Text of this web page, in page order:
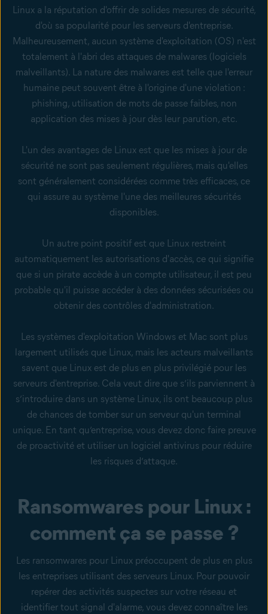
Linux a la réputation d'offrir de solides mesures de sécurité,
d'où sa popularité pour les serveurs d'entreprise.
Malheureusement, aucun système d'exploitation (OS) n'est
totalement à l'abri des attaques de malwares (logiciels
malveillants). La nature des malwares est telle que l'erreur
humaine peut souvent être à l'origine d'une violation :
phishing, utilisation de mots de passe faibles, non
application des mises à jour dès leur parution, etc.
L'un des avantages de Linux est que les mises à jour de
sécurité ne sont pas seulement régulières, mais qu'elles
sont généralement considérées comme très efficaces, ce
qui assure au système l'une des meilleures sécurités
disponibles.
Un autre point positif est que Linux restreint
automatiquement les autorisations d'accès, ce qui signifie
que si un pirate accède à un compte utilisateur, il est peu
probable qu'il puisse accéder à des données sécurisées ou
obtenir des contrôles d'administration.
Les systèmes d'exploitation Windows et Mac sont plus
largement utilisés que Linux, mais les acteurs malveillants
savent que Linux est de plus en plus privilégié pour les
serveurs d'entreprise. Cela veut dire que s’ils parviennent à
s’introduire dans un système Linux, ils ont beaucoup plus
de chances de tomber sur un serveur qu'un terminal
unique. En tant qu’entreprise, vous devez donc faire preuve
de proactivité et utiliser un logiciel antivirus pour réduire
les risques d’attaque.
Ransomwares pour Linux :
comment ça se passe ?
Les ransomwares pour Linux préoccupent de plus en plus
les entreprises utilisant des serveurs Linux. Pour pouvoir
repérer des activités suspectes sur votre réseau et
identifier tout signal d'alarme, vous devez connaître les